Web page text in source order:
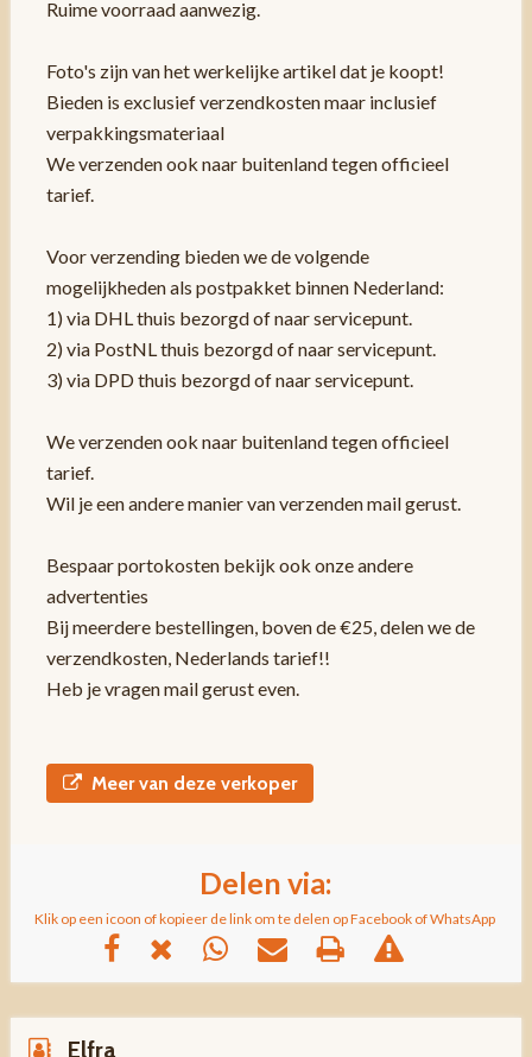
Ruime voorraad aanwezig.
Foto's zijn van het werkelijke artikel dat je koopt!
Bieden is exclusief verzendkosten maar inclusief
verpakkingsmateriaal
We verzenden ook naar buitenland tegen officieel
tarief.
Voor verzending bieden we de volgende
mogelijkheden als postpakket binnen Nederland:
1) via DHL thuis bezorgd of naar servicepunt.
2) via PostNL thuis bezorgd of naar servicepunt.
3) via DPD thuis bezorgd of naar servicepunt.
We verzenden ook naar buitenland tegen officieel
tarief.
Wil je een andere manier van verzenden mail gerust.
Bespaar portokosten bekijk ook onze andere
advertenties
Bij meerdere bestellingen, boven de €25, delen we de
verzendkosten, Nederlands tarief!!
Heb je vragen mail gerust even.
Meer van deze verkoper
Delen via:
Klik op een icoon of kopieer de link om te delen op Facebook of WhatsApp
Elfra